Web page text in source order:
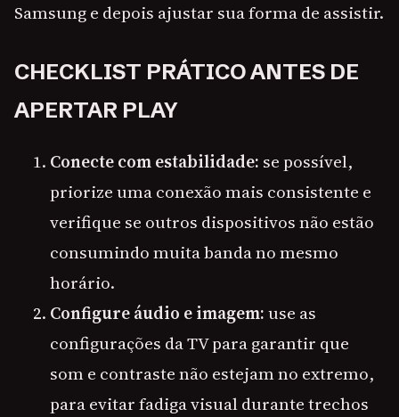
Samsung e depois ajustar sua forma de assistir.
CHECKLIST PRÁTICO ANTES DE
APERTAR PLAY
Conecte com estabilidade: se possível,
priorize uma conexão mais consistente e
verifique se outros dispositivos não estão
consumindo muita banda no mesmo
horário.
Configure áudio e imagem:use as
configurações da TV para garantir que
som e contraste não estejam no extremo,
para evitar fadiga visual durante trechos